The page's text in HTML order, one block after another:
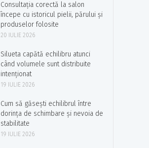
Consultația corectă la salon
începe cu istoricul pielii, părului și
produselor folosite
20 IULIE 2026
Silueta capătă echilibru atunci
când volumele sunt distribuite
intenționat
19 IULIE 2026
Cum să găsești echilibrul între
dorința de schimbare și nevoia de
stabilitate
19 IULIE 2026